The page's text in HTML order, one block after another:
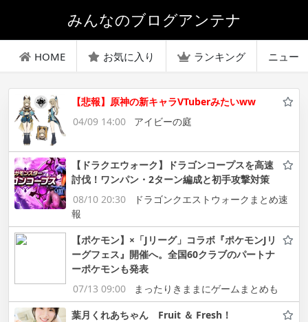
みんなのブログアンテナ
HOME お気に入り ランキング ニュー
【悲報】原神の新キャラVTuberみたいww
04/09 14:00
アイビーの庭
【ドラクエウォーク】ドラゴンコープスを高速
討伐！ワンパン・2ターン編成と初手攻撃対策
08/10 20:30
ドラゴンクエストウォークまとめ速
報
【ポケモン】×「Jリーグ」コラボ『ポケモンJリ
ーグフェス』開催へ。全国60クラブのパートナ
ーポケモンも発表
07/13 09:00
まったりきままにゲームまとめも
葉月くれあちゃん Fruit ＆ Fresh！